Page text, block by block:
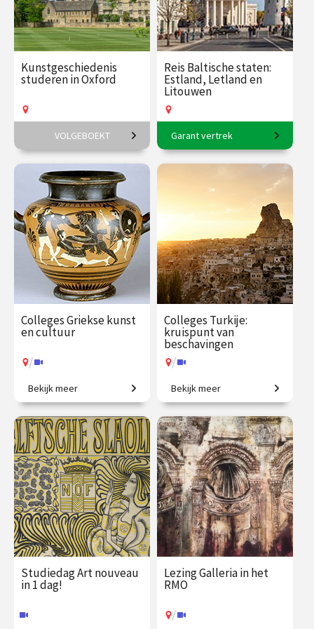
Kunstgeschiedenis
studeren in Oxford
6-daagse reis o.l.v. Frederike
Upmeijer.
€ 1785.00
vanaf 18
aug.
Op locatie
VOLGEBOEKT
Reis Baltische staten:
Estland, Letland en
Litouwen
11-daagse reis o.l.v. Frederik
Erens.
€ 3145.00
vanaf 17
aug.
Garant vertrek
Colleges Griekse kunst
en cultuur
/
Ontdek de wereld van de
oude Grieken.
€ 217.00
vanaf 21
sep.
/ Op locatie of online
Bekijk meer
Colleges Turkije:
kruispunt van
beschavingen
/
De prehistorie van Anatolië
tot de moderne republiek.
€ 217.00
vanaf 3
nov.
/ Op locatie of online
Bekijk meer
Studiedag Art nouveau
in 1 dag!
Lezing Galleria in het
RMO
/